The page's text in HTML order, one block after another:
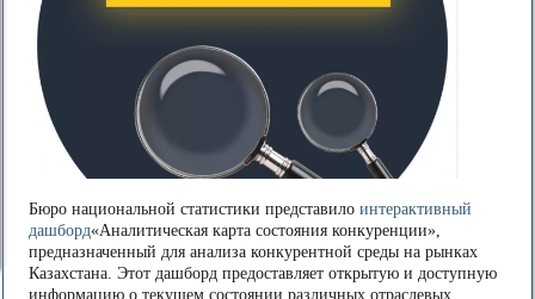
Бюро национальной статистики представило интерактивный
дашборд«Аналитическая карта состояния конкуренции»,
предназначенный для анализа конкурентной среды на рынках
Казахстана. Этот дашборд предоставляет открытую и доступную
информацию о текущем состоянии различных отраслевых